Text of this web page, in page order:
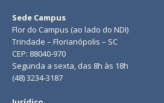
Sede Campus
Flor do Campus (ao lado do NDI)
Trindade – Florianópolis – SC
CEP: 88040-970
Segunda a sexta, das 8h às 18h
(48) 3234-3187